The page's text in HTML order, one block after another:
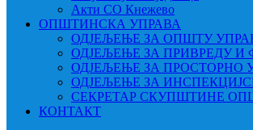
Акти СО Кнежево
ОПШТИНСКА УПРАВА
ОДЈЕЉЕЊЕ ЗА ОПШТУ
ОДЈЕЉЕЊЕ ЗА ПРИВРЕДУ И
ОДЈЕЉЕЊЕ ЗА
ОДЈЕЉЕЊЕ ЗА
СЕКРЕТАР СКУПШТИНЕ
КОНТАКТ